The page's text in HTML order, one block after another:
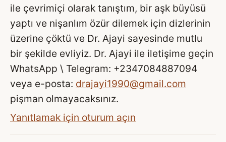
ile çevrimiçi olarak tanıştım, bir aşk büyüsü
yaptı ve nişanlım özür dilemek için dizlerinin
üzerine çöktü ve Dr. Ajayi sayesinde mutlu
bir şekilde evliyiz. Dr. Ajayi ile iletişime geçin
WhatsApp \ Telegram: +2347084887094
veya e-posta: drajayi1990@gmail.com
pişman olmayacaksınız.
Yanıtlamak için oturum açın